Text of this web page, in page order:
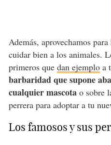
Además, aprovechamos
cuidar bien a los animales.
primeros que dan ejemploa
barbaridad que supone
cualquier mascotao sobre
perrera para adoptar a tu
Los famosos y sus